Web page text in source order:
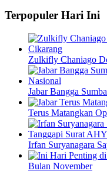
Terpopuler Hari Ini
Zulkifly Chaniago
Jabar Bangga
Terus Matangkan
Irfan Suryanagara
Bulan November